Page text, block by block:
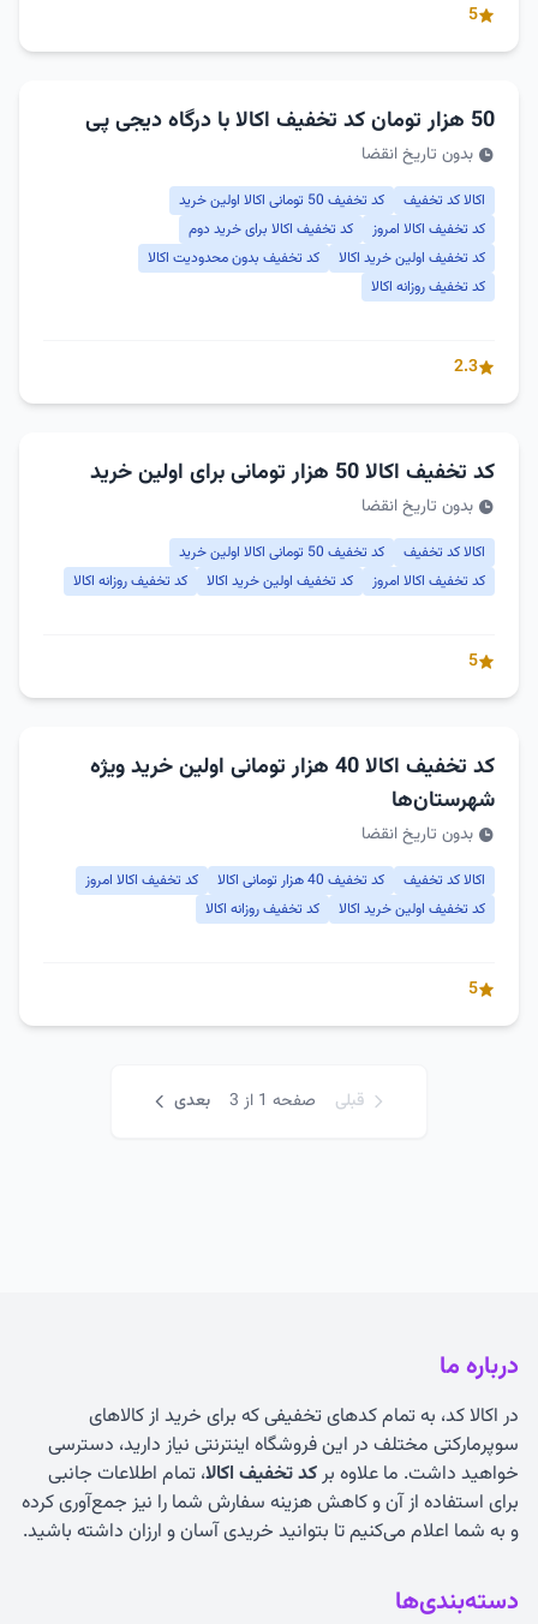
5
50 هزار تومان کد تخفیف اکالا با درگاه دیجی پی
بدون تاریخ انقضا
اکالا کد تخفیف
کد تخفیف 50 تومانی اکالا اولین خرید
کد تخفیف اکالا امروز
کد تخفیف اکالا برای خرید دوم
کد تخفیف اولین خرید اکالا
کد تخفیف بدون محدودیت اکالا
کد تخفیف روزانه اکالا
2.3
کد تخفیف اکالا 50 هزار تومانی برای اولین خرید
بدون تاریخ انقضا
اکالا کد تخفیف
کد تخفیف 50 تومانی اکالا اولین خرید
کد تخفیف اکالا امروز
کد تخفیف اولین خرید اکالا کد تخفیف روزانه اکالا
5
کد تخفیف اکالا 40 هزار تومانی اولین خرید ویژه
شهرستان‌ها
بدون تاریخ انقضا
اکالا کد تخفیف کد تخفیف 40 هزار تومانی اکالا
کد تخفیف اکالا امروز
کد تخفیف اولین خرید اکالا
کد تخفیف روزانه اکالا
5
قبلی صفحه 1 از 3 بعدی
درباره ما
در اکالا کد، به تمام کدهای تخفیفی که برای خرید از کالاهای
سوپرمارکتی مختلف در این فروشگاه اینترنتی نیاز دارید، دسترسی
خواهید داشت. ما علاوه برکد تخفیف اکالا، تمام اطلاعات جانبی
برای استفاده از آن و کاهش هزینه سفارش شما را نیز جمع‌آوری کرده
و به شما اعلام می‌کنیم تا بتوانید خریدی آسان و ارزان داشته باشید.
دسته‌بندی‌ها